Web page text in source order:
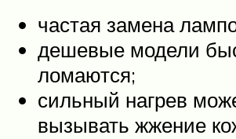
частая замена
дешевые модели
ломаются;
сильный нагрев
вызывать жжение